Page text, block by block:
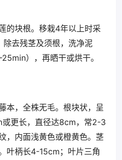
的块根。移栽4年以上时采
去残茎及须根，洗净泥
），再晒干或烘干。
本，全株无毛。根块状，呈
或更长，直径达8cm，常2-3
，内面浅黄色或橙黄色。茎
叶柄长4-15cm；叶片三角